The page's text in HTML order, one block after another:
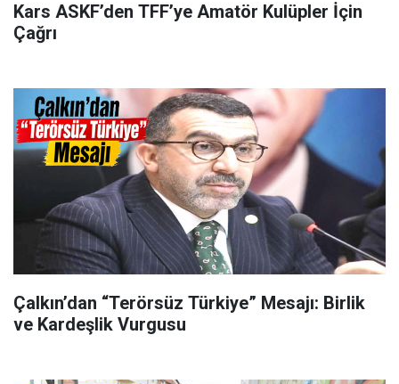
Kars ASKF’den TFF’ye Amatör Kulüpler İçin
Çağrı
Çalkın’dan “Terörsüz Türkiye” Mesajı: Birlik
ve Kardeşlik Vurgusu